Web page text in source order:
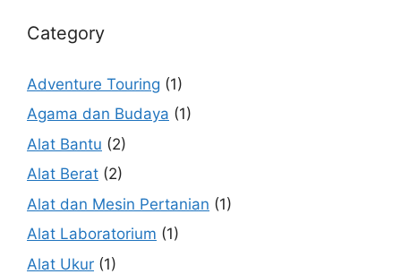
Category
Adventure Touring (1)
Agama dan Budaya (1)
Alat Bantu (2)
Alat Berat (2)
Alat dan Mesin Pertanian (1)
Alat Laboratorium (1)
Alat Ukur (1)